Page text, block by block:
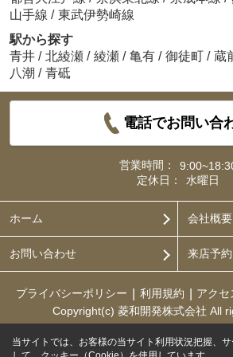
山手線 / 東武伊勢崎線
駅から探す
青井 / 北綾瀬 / 綾瀬 / 亀有 / 御徒町 / 蔵
八潮 / 青砥
電話でお問い合
営業時間：
定休日：
水曜日
ホーム 会社概要
お問い合わせ 来店予約
プライバシーポリシー 利用規約 アク
Copyright(c) 菱和開発株式会社 All
当サイトでは、お客様の当サイト利用状況把握、